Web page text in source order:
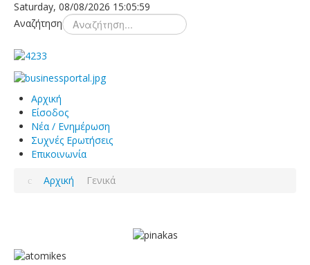
Saturday, 08/08/2026 15:05:59
Αναζήτηση
Αρχική
Είσοδος
Νέα / Ενημέρωση
Συχνές Ερωτήσεις
Επικοινωνία
Αρχική
Γενικά